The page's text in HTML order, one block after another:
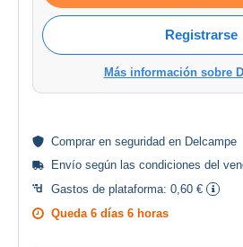
Registrarse
Más información sobre
Comprar en seguridad en Delcampe
Envío según las condiciones del
Gastos de plataforma: 0,60 €
Queda 6 días 6 horas